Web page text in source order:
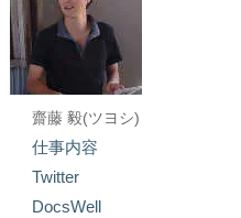
齋藤 毅(ツヨシ)
仕事内容
Twitter
DocsWell